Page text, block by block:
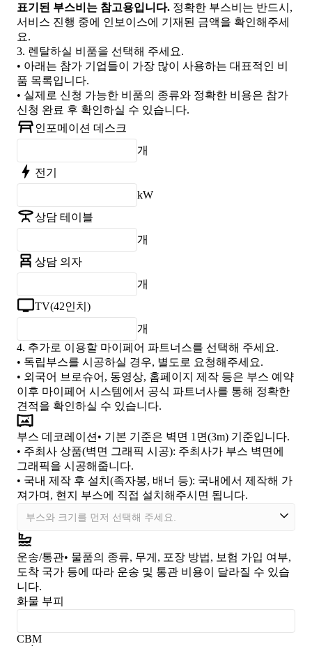
표기된 부스비는 참고용입니다. 정확한 부스비는 반드시,
서비스 진행 중에 인보이스에 기재된 금액을 확인해주세
요.
3. 렌탈하실 비품을 선택해 주세요.
• 아래는 참가 기업들이 가장 많이 사용하는 대표적인 비
품 목록입니다.
• 실제로 신청 가능한 비품의 종류와 정확한 비용은 참가
신청 완료 후 확인하실 수 있습니다.
인포메이션 데스크
개
전기
kW
상담 테이블
개
상담 의자
개
TV(42인치)
개
4. 추가로 이용할 마이페어 파트너스를 선택해 주세요.
• 독립부스를 시공하실 경우, 별도로 요청해주세요.
• 외국어 브로슈어, 동영상, 홈페이지 제작 등은 부스 예약
이후 마이페어 시스템에서 공식 파트너사를 통해 정확한
견적을 확인하실 수 있습니다.
부스 데코레이션 • 기본 기준은 벽면 1면(3m) 기준입니다.
• 주최사 상품(벽면 그래픽 시공): 주최사가 부스 벽면에
그래픽을 시공해줍니다.
• 국내 제작 후 설치(족자봉, 배너 등): 국내에서 제작해 가
져가며, 현지 부스에 직접 설치해주시면 됩니다.
운송/통관• 물품의 종류, 무게, 포장 방법, 보험 가입 여부,
도착 국가 등에 따라 운송 및 통관 비용이 달라질 수 있습
니다.
화물 부피
CBM